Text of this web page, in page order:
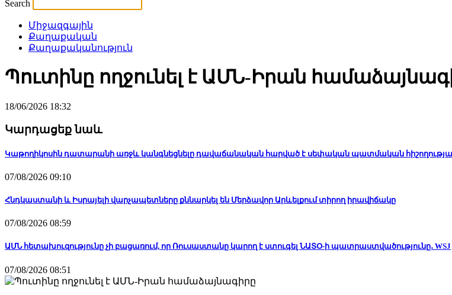
Search
Միջազգային
Քաղաքական
Քաղաքականություն
Պուտինը ողջունել է ԱՄՆ-Իրան
18/06/2026 18:32
Կարդացեք նաև
Կաթողիկոսին դատարանի առջև կանգնեցնելը դավաճանական հարված է սեփական պատմական
07/08/2026 09:10
Հնդկաստանի և Իսրայելի վարչապետները քննարկել են Մերձավոր Արևելքում տիրող իրավիճակը
07/08/2026 08:59
ԱՄՆ հետախուզությունը չի բացառում, որ Ռուսաստանը կարող է ստուգել ՆԱՏՕ-ի պատրաստվածությունը․ WSJ
07/08/2026 08:51